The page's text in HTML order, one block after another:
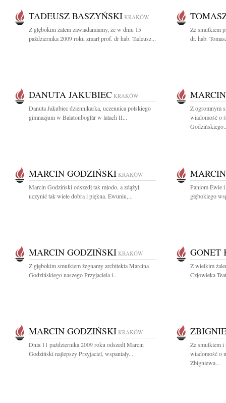
TADEUSZ BASZYŃSKI KRAKÓW
Z głębokim żalem zawiadamiamy, że w dniu 15
października 2009 roku zmarł prof. dr hab. Tadeusz...
Ze smutkiem
dr. hab.
DANUTA JAKUBIEC KRAKÓW
Danuta Jakubiec dziennikarka, uczennica polskiego
gimnazjum w Balatonboglár w latach II...
Z ogromnym
wiadomość o
MARCIN GODZIŃSKI KRAKÓW
Marcin Godziński odszedł tak młodo, a zdążył
uczynić tak wiele dobra i piękna. Ewuniu,...
Paniom Ewie
głębokiego
MARCIN GODZIŃSKI KRAKÓW
Z głębokim smutkiem żegnamy architekta Marcina
Godzińskiego naszego Przyjaciela i...
GONET
Z wielkim
Człowieka
MARCIN GODZIŃSKI KRAKÓW
Dnia 11 października 2009 roku odszedł Marcin
Godziński najlepszy Przyjaciel, wspaniały...
Ze smutkiem
wiadomość o
Zbigniewa...